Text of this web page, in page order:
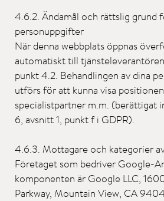
4.6.2. Ändamål och rättslig grund
personuppgifter
När denna webbplats öppnas
automatiskt till
punkt 4.2. Behandlingen av dina
utförs för att kunna visa
specialistpartner m.m. (berättigat
6, avsnitt 1, punkt f i GDPR).
4.6.3. Mottagare och kategorier
Företaget som bedriver Google-
komponenten är Google LLC,
Parkway, Mountain View, CA